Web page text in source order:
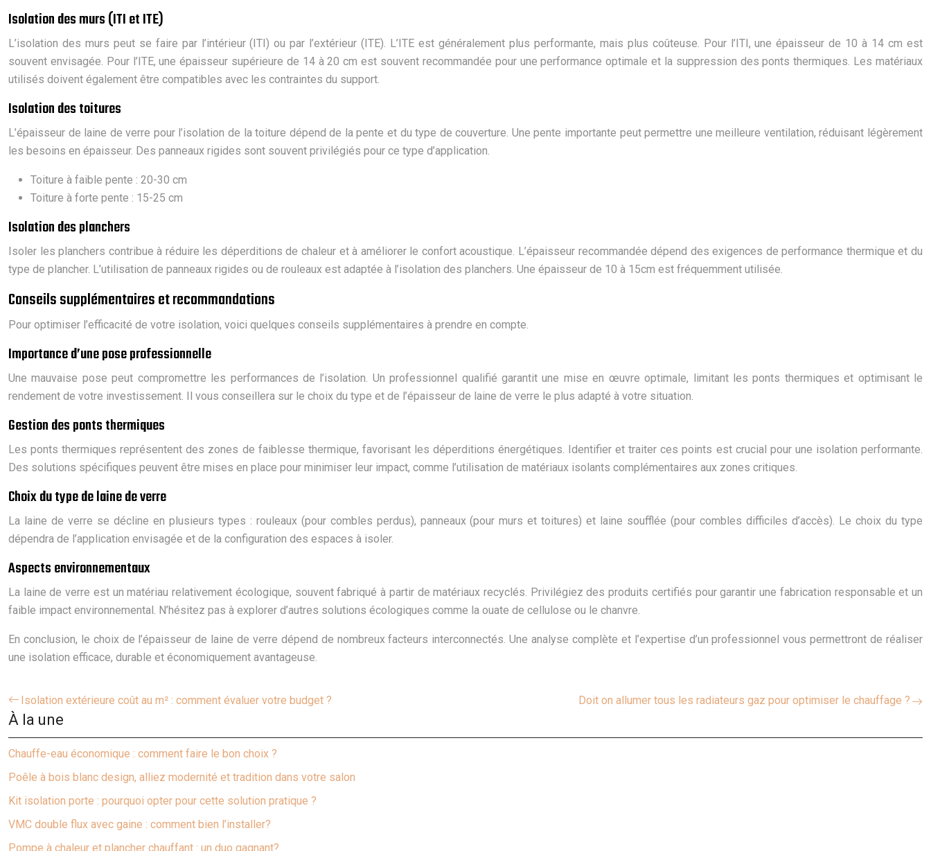
Isolation des murs (ITI et ITE)
L’isolation des murs peut se faire par l’intérieur (ITI) ou par l’extérieur (ITE). L’ITE est généralement plus performante, mais plus coûteuse. Pour l’ITI, une épaisseur de 10 à 14 cm est
souvent envisagée. Pour l’ITE, une épaisseur supérieure de 14 à 20 cm est souvent recommandée pour une performance optimale et la suppression des ponts thermiques. Les matériaux
utilisés doivent également être compatibles avec les contraintes du support.
Isolation des toitures
L’épaisseur de laine de verre pour l’isolation de la toiture dépend de la pente et du type de couverture. Une pente importante peut permettre une meilleure ventilation, réduisant légèrement
les besoins en épaisseur. Des panneaux rigides sont souvent privilégiés pour ce type d’application.
Toiture à faible pente : 20-30 cm
Toiture à forte pente : 15-25 cm
Isolation des planchers
Isoler les planchers contribue à réduire les déperditions de chaleur et à améliorer le confort acoustique. L’épaisseur recommandée dépend des exigences de performance thermique et du
type de plancher. L’utilisation de panneaux rigides ou de rouleaux est adaptée à l’isolation des planchers. Une épaisseur de 10 à 15cm est fréquemment utilisée.
Conseils supplémentaires et recommandations
Pour optimiser l’efficacité de votre isolation, voici quelques conseils supplémentaires à prendre en compte.
Importance d’une pose professionnelle
Une mauvaise pose peut compromettre les performances de l’isolation. Un professionnel qualifié garantit une mise en œuvre optimale, limitant les ponts thermiques et optimisant le
rendement de votre investissement. Il vous conseillera sur le choix du type et de l’épaisseur de laine de verre le plus adapté à votre situation.
Gestion des ponts thermiques
Les ponts thermiques représentent des zones de faiblesse thermique, favorisant les déperditions énergétiques. Identifier et traiter ces points est crucial pour une isolation performante.
Des solutions spécifiques peuvent être mises en place pour minimiser leur impact, comme l’utilisation de matériaux isolants complémentaires aux zones critiques.
Choix du type de laine de verre
La laine de verre se décline en plusieurs types : rouleaux (pour combles perdus), panneaux (pour murs et toitures) et laine soufflée (pour combles difficiles d’accès). Le choix du type
dépendra de l’application envisagée et de la configuration des espaces à isoler.
Aspects environnementaux
La laine de verre est un matériau relativement écologique, souvent fabriqué à partir de matériaux recyclés. Privilégiez des produits certifiés pour garantir une fabrication responsable et un
faible impact environnemental. N’hésitez pas à explorer d’autres solutions écologiques comme la ouate de cellulose ou le chanvre.
En conclusion, le choix de l’épaisseur de laine de verre dépend de nombreux facteurs interconnectés. Une analyse complète et l’expertise d’un professionnel vous permettront de réaliser
une isolation efficace, durable et économiquement avantageuse.
Isolation extérieure coût au m² : comment évaluer votre budget ? Doit on allumer tous les radiateurs gaz pour optimiser le chauffage ?
À la une
Chauffe-eau économique : comment faire le bon choix ?
Poêle à bois blanc design, alliez modernité et tradition dans votre salon
Kit isolation porte : pourquoi opter pour cette solution pratique ?
VMC double flux avec gaine : comment bien l’installer?
Pompe à chaleur et plancher chauffant : un duo gagnant?